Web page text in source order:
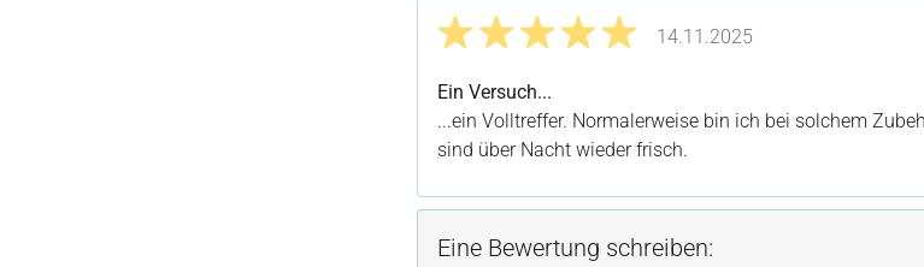
14.11.2025
Ein Versuch...
...ein Volltreffer. Normalerweise bin ich bei solchem
sind über Nacht wieder frisch.
Eine Bewertung schreiben: